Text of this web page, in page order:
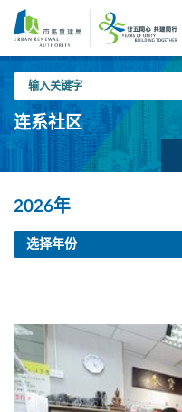
要
入
关
键
连系社区
2026年
选择年份